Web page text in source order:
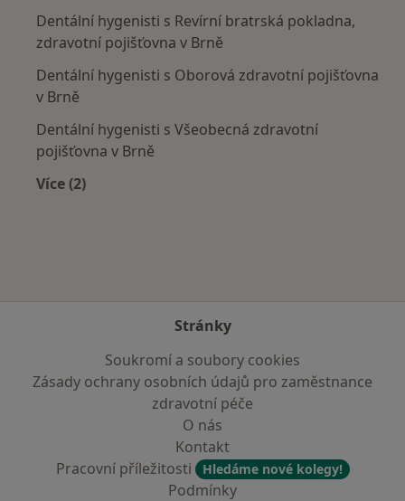
Dentální hygenisti s Revírní bratrská pokladna,
zdravotní pojišťovna v Brně
Dentální hygenisti s Oborová zdravotní pojišťovna
v Brně
Dentální hygenisti s Všeobecná zdravotní
pojišťovna v Brně
Více (2)
Stránky
Soukromí a soubory cookies
Zásady ochrany osobních údajů pro zaměstnance
zdravotní péče
O nás
Kontakt
Pracovní příležitosti
Hledáme nové kolegy!
Podmínky